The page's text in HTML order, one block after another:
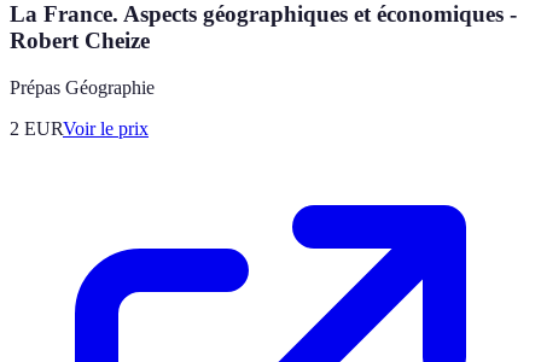
La France. Aspects géographiques et économiques -
Robert Cheize
Prépas Géographie
2 EURVoir le prix